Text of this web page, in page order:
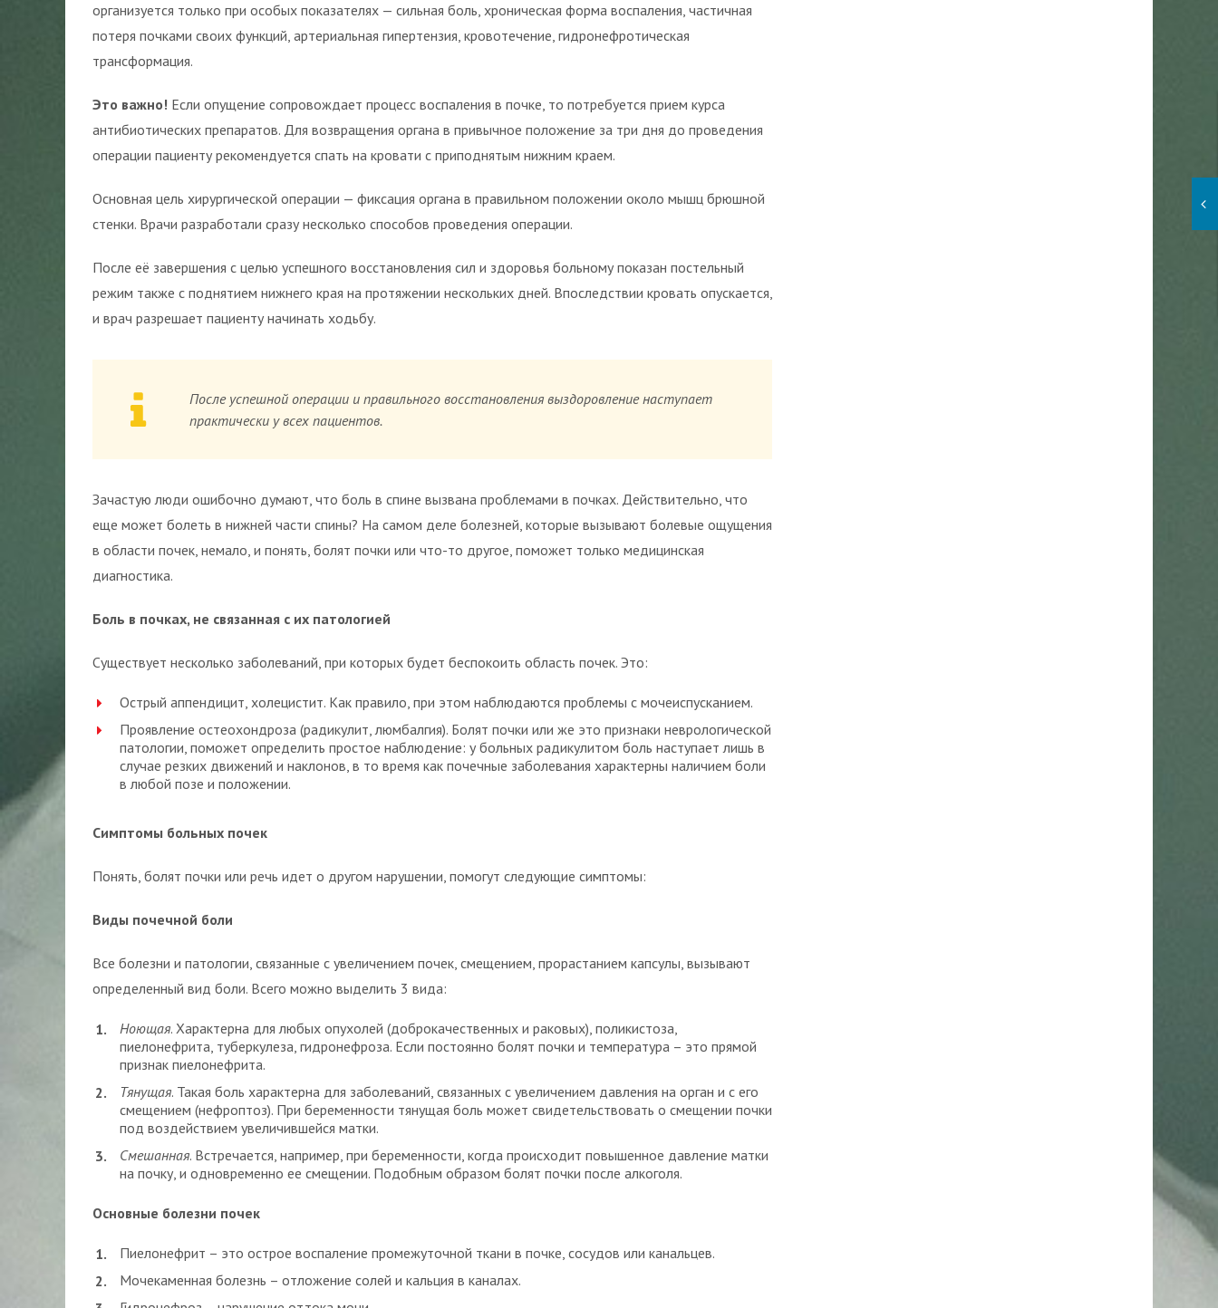
организуется только при особых показателях — сильная боль, хроническая форма воспаления, частичная
потеря почками своих функций, артериальная гипертензия, кровотечение, гидронефротическая
трансформация.
Это важно! Если опущение сопровождает процесс воспаления в почке, то потребуется прием курса
антибиотических препаратов. Для возвращения органа в привычное положение за три дня до проведения
операции пациенту рекомендуется спать на кровати с приподнятым нижним краем.
Основная цель хирургической операции — фиксация органа в правильном положении около мышц брюшной
стенки. Врачи разработали сразу несколько способов проведения операции.
После её завершения с целью успешного восстановления сил и здоровья больному показан постельный
режим также с поднятием нижнего края на протяжении нескольких дней. Впоследствии кровать опускается,
и врач разрешает пациенту начинать ходьбу.
После успешной операции и правильного восстановления выздоровление наступает
практически у всех пациентов.
Зачастую люди ошибочно думают, что боль в спине вызвана проблемами в почках. Действительно, что
еще может болеть в нижней части спины? На самом деле болезней, которые вызывают болевые ощущения
в области почек, немало, и понять, болят почки или что-то другое, поможет только медицинская
диагностика.
Боль в почках, не связанная с их патологией
Существует несколько заболеваний, при которых будет беспокоить область почек. Это:
Острый аппендицит, холецистит. Как правило, при этом наблюдаются проблемы с мочеиспусканием.
Проявление остеохондроза (радикулит, люмбалгия). Болят почки или же это признаки неврологической
патологии, поможет определить простое наблюдение: у больных радикулитом боль наступает лишь в
случае резких движений и наклонов, в то время как почечные заболевания характерны наличием боли
в любой позе и положении.
Симптомы больных почек
Понять, болят почки или речь идет о другом нарушении, помогут следующие симптомы:
Виды почечной боли
Все болезни и патологии, связанные с увеличением почек, смещением, прорастанием капсулы, вызывают
определенный вид боли. Всего можно выделить 3 вида:
Ноющая. Характерна для любых опухолей (доброкачественных и раковых), поликистоза,
пиелонефрита, туберкулеза, гидронефроза. Если постоянно болят почки и температура – это прямой
признак пиелонефрита.
Тянущая. Такая боль характерна для заболеваний, связанных с увеличением давления на орган и с его
смещением (нефроптоз). При беременности тянущая боль может свидетельствовать о смещении почки
под воздействием увеличившейся матки.
Смешанная. Встречается, например, при беременности, когда происходит повышенное давление матки
на почку, и одновременно ее смещении. Подобным образом болят почки после алкоголя.
Основные болезни почек
Пиелонефрит – это острое воспаление промежуточной ткани в почке, сосудов или канальцев.
Мочекаменная болезнь – отложение солей и кальция в каналах.